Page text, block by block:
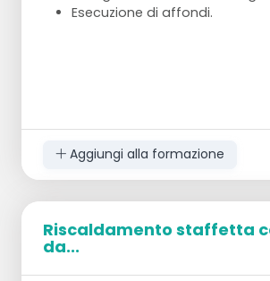
Esecuzione di affondi.
Aggiungi alla formazione
Riscaldamento staffetta
da...